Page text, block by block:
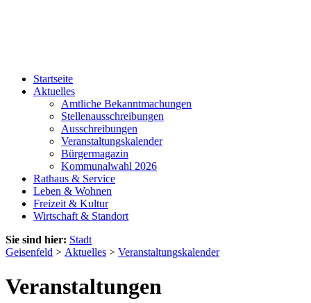
Startseite
Aktuelles
Amtliche Bekanntmachungen
Stellenausschreibungen
Ausschreibungen
Veranstaltungskalender
Bürgermagazin
Kommunalwahl 2026
Rathaus & Service
Leben & Wohnen
Freizeit & Kultur
Wirtschaft & Standort
Sie sind hier: Stadt
Geisenfeld > Aktuelles > Veranstaltungskalender
Veranstaltungen